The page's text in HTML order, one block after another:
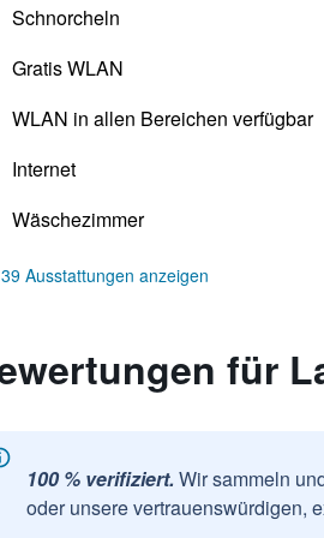
Schnorcheln
Gratis WLAN
WLAN in allen Bereichen verfügbar
Internet
Wäschezimmer
Ausstattungen anzeigen
für
100 % verifiziert. Wir sammeln
oder unsere vertrauenswürdigen,